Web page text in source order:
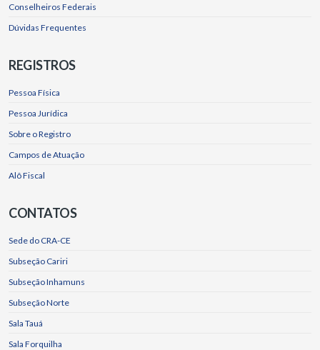
Conselheiros Federais
Dúvidas Frequentes
REGISTROS
Pessoa Física
Pessoa Jurídica
Sobre o Registro
Campos de Atuação
Alô Fiscal
CONTATOS
Sede do CRA-CE
Subseção Cariri
Subseção Inhamuns
Subseção Norte
Sala Tauá
Sala Forquilha